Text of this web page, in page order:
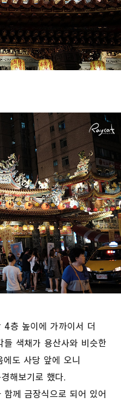
4층 높이에 가까이서 더
색채가 용산사와 비슷한
도 사당 앞에 오니
해보기로 했다.
께 금장식으로 되어 있어